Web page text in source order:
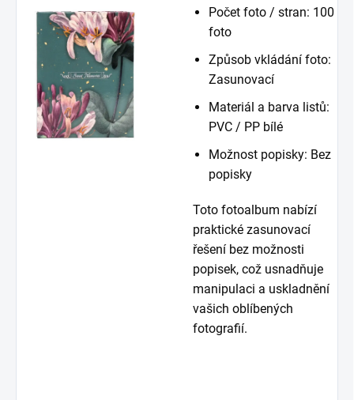
Počet foto / stran: 100
foto
Způsob vkládání foto:
Zasunovací
Materiál a barva listů:
PVC / PP bílé
Možnost popisky: Bez
popisky
Toto fotoalbum nabízí
praktické zasunovací
řešení bez možnosti
popisek, což usnadňuje
manipulaci a uskladnění
vašich oblíbených
fotografií.